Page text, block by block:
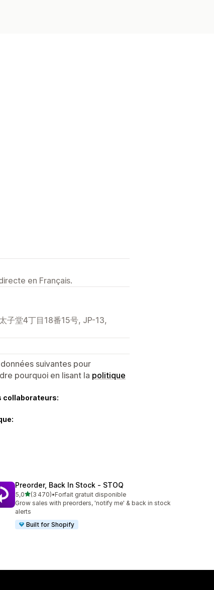
en Français.
子堂4丁目18番15号, JP-13,
suivantes pour
pourquoi en lisant la politique
collaborateurs:
Preorder, Back In Stock ‑ STOQ
5,0étoile(s) sur 5
(3 470)
3470 avis au total
•Forfait gratuit disponible
Grow sales with preorders, 'notify me' & back in stock
alerts
Built for Shopify